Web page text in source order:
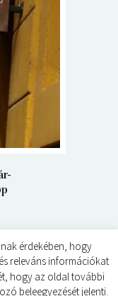
érdekében, hogy
releváns információkat
hogy az oldal további
beleegyezését jelenti.